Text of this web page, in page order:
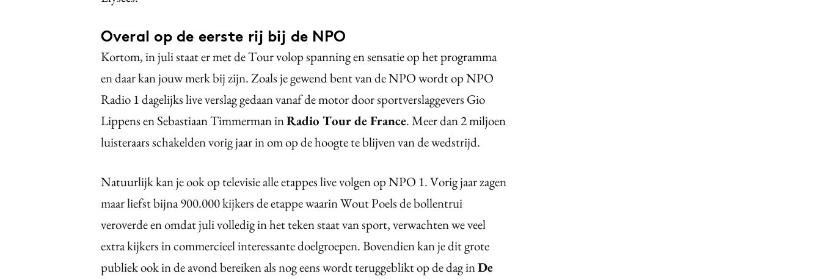
Overal op de eerste rij bij de NPO
Kortom, in juli staat er met de Tour volop spanning en sensatie op het programma
en daar kan jouw merk bij zijn. Zoals je gewend bent van de NPO wordt op NPO
Radio 1 dagelijks live verslag gedaan vanaf de motor door sportverslaggevers Gio
Lippens en Sebastiaan Timmerman inRadio Tour de France. Meer dan 2 miljoen
luisteraars schakelden vorig jaar in om op de hoogte te blijven van de wedstrijd.
Natuurlijk kan je ook op televisie alle etappes live volgen op NPO 1. Vorig jaar zagen
maar liefst bijna 900.000 kijkers de etappe waarin Wout Poels de bollentrui
veroverde en omdat juli volledig in het teken staat van sport, verwachten we veel
extra kijkers in commercieel interessante doelgroepen. Bovendien kan je dit grote
publiek ook in de avond bereiken als nog eens wordt teruggeblikt op de dag inDe